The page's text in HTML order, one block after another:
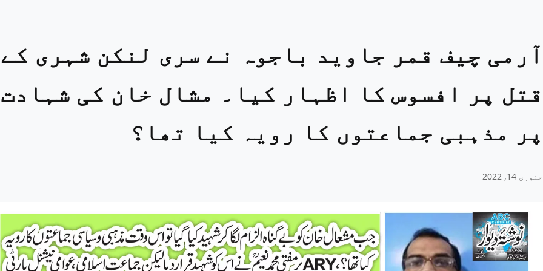
آرمی چیف قمر جاوید باجوہ نے سری لنکن شہری کے
قتل پر افسوس کا اظہار کیا۔ مشال خان کی شہادت
پر مذہبی جماعتوں کا رویہ کیا تھا؟
جنوری 14, 2022